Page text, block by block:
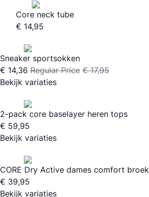
Core neck tube
€ 14,95
Sneaker sportsokken
€ 14,36 Regular Price € 17,95
Bekijk variaties
2-pack core baselayer heren tops
€ 59,95
Bekijk variaties
CORE Dry Active dames comfort broek
€ 39,95
Bekijk variaties